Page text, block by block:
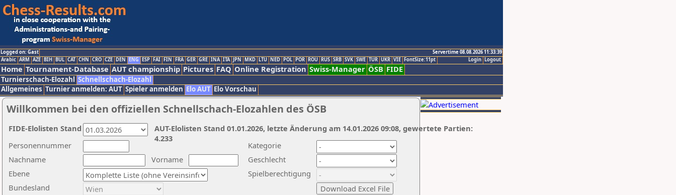
Logged on: Gast
Servertime 08.08.2026 11:33:39
Logout
Login
Arabic ARM AZE BIH BUL CAT CHN CRO CZE DEN ENG ESP FAI FIN FRA GER GRE INA ITA JPN MKD LTU NED POL POR ROU RUS SRB SVK SWE TUR UKR VIE FontSize:11pt
Home Tournament-Database AUT championship Pictures FAQ Online Registration Swiss-Manager ÖSB FIDE
Turnierschach-Elozahl Schnellschach-Elozahl
Allgemeines Turnier anmelden: AUT Spieler anmelden Elo AUT Elo Vorschau
Willkommen bei den offiziellen Schnellschach-Elozahlen des ÖSB
Nachname
Vorname
Ebene
Kategorie
Personennummer
Bundesland
Geschlecht
Spielberechtigung
AUT-Elolisten Stand 01.01.2026, letzte Änderung am 14.01.2026 09:08, gewertete Partien:
4.233
FIDE-Elolisten Stand